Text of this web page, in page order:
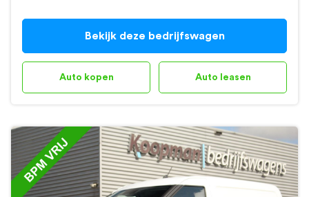
Bekijk deze bedrijfswagen
Auto kopen Auto leasen